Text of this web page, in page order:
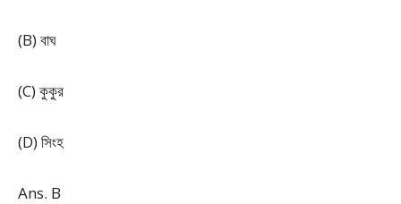
(B) বাঘ
(C) কুকুর
(D) সিংহ
Ans. B